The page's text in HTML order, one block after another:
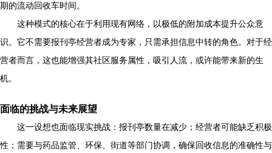
期的流动回收车时间。
这种模式的核心在于利用现有网络，以极低的附加成本提升公众意
识。它不需要报刊亭经营者成为专家，只需承担信息中转的角色。对于经
营者而言，这也能增强其社区服务属性，吸引人流，或许能带来新的生
机。
面临的挑战与未来展望
这一设想也面临现实挑战：报刊亭数量在减少；经营者可能缺乏积极
性；需要与药品监管、环保、街道等部门协调，确保回收信息的准确性与